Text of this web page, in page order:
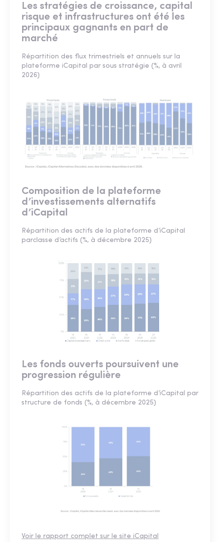
Les stratégies de croissance, capital
risque et infrastructures ont été les
principaux gagnants en part de
marché
Répartition des flux trimestriels et annuels sur la
plateforme iCapital par sous stratégie (%, à avril
2026)
Composition de la plateforme
d’investissements alternatifs
d’iCapital
Répartition des actifs de la plateforme d’iCapital
parclasse d’actifs (%, à décembre 2025)
Les fonds ouverts poursuivent une
progression régulière
Répartition des actifs de la plateforme d’iCapital par
structure de fonds (%, à décembre 2025)
Voir le rapport complet sur le site iCapital